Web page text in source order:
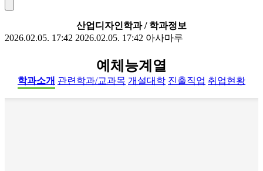
산업디자인학과 / 학과정보
2026.02.05. 17:42 2026.02.05. 17:42 아사마루
예체능계열
학과소개 관련학과/교과목 개설대학 진출직업 취업현황